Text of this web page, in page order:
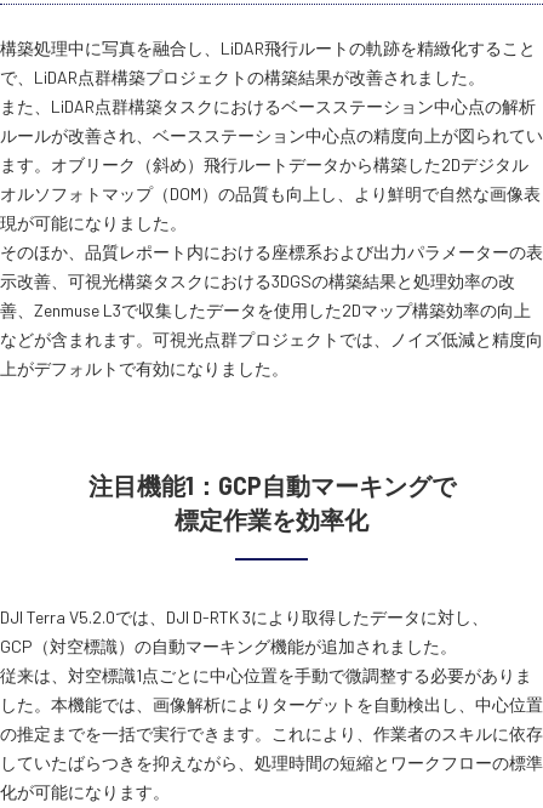
構築処理中に写真を融合し、LiDAR飛行ルートの軌跡を精緻化すること
で、LiDAR点群構築プロジェクトの構築結果が改善されました。
また、LiDAR点群構築タスクにおけるベースステーション中心点の解析
ルールが改善され、ベースステーション中心点の精度向上が図られてい
ます。オブリーク（斜め）飛行ルートデータから構築した2Dデジタル
オルソフォトマップ（DOM）の品質も向上し、より鮮明で自然な画像表
現が可能になりました。
そのほか、品質レポート内における座標系および出力パラメーターの表
示改善、可視光構築タスクにおける3DGSの構築結果と処理効率の改
善、Zenmuse L3で収集したデータを使用した2Dマップ構築効率の向上
などが含まれます。可視光点群プロジェクトでは、ノイズ低減と精度向
上がデフォルトで有効になりました。
注目機能1：GCP自動マーキングで
標定作業を効率化
DJI Terra V5.2.0では、DJI D-RTK 3により取得したデータに対し、
GCP（対空標識）の自動マーキング機能が追加されました。
従来は、対空標識1点ごとに中心位置を手動で微調整する必要がありま
した。本機能では、画像解析によりターゲットを自動検出し、中心位置
の推定までを一括で実行できます。これにより、作業者のスキルに依存
していたばらつきを抑えながら、処理時間の短縮とワークフローの標準
化が可能になります。